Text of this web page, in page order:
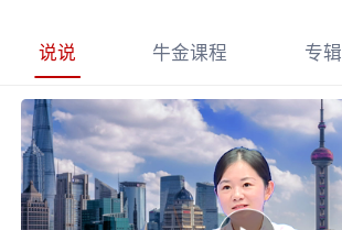
说说 牛金课程 专辑